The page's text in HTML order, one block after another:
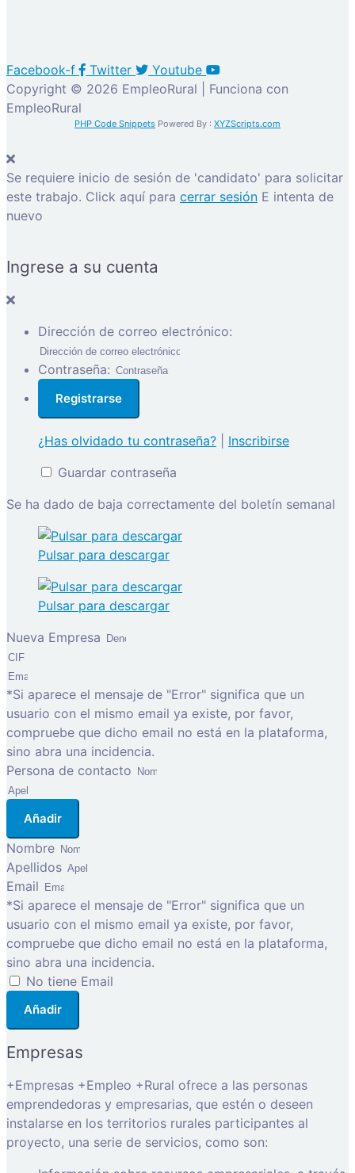
Facebook-f Twitter
Youtube
Copyright © 2026 EmpleoRural | Funciona con
EmpleoRural
PHP Code Snippets Powered By : XYZScripts.com
Se requiere inicio de sesión de 'candidato' para solicitar
este trabajo. Click aquí para cerrar sesión E intenta de
nuevo
Ingrese a su cuenta
Dirección de correo electrónico:
Contraseña:
¿Has olvidado tu contraseña?
Inscribirse
Guardar contraseña
Se ha dado de baja correctamente del boletín semanal
Pulsar para descargar
Pulsar para descargar
Nueva Empresa
*Si aparece el mensaje de "Error" significa que un
usuario con el mismo email ya existe, por favor,
compruebe que dicho email no está en la plataforma,
sino abra una incidencia.
Persona de contacto
Añadir
Nombre
Apellidos
Email
*Si aparece el mensaje de "Error" significa que un
usuario con el mismo email ya existe, por favor,
compruebe que dicho email no está en la plataforma,
sino abra una incidencia.
No tiene Email
Añadir
Empresas
+Empresas +Empleo +Rural ofrece a las personas
emprendedoras y empresarias, que estén o deseen
instalarse en los territorios rurales participantes al
proyecto, una serie de servicios, como son: